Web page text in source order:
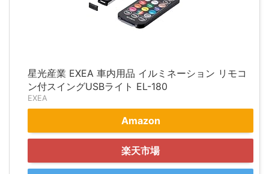
星光産業 EXEA 車内用品 イルミネーション リモコ
ン付スイングUSBライト EL-180
EXEA
Amazon
楽天市場